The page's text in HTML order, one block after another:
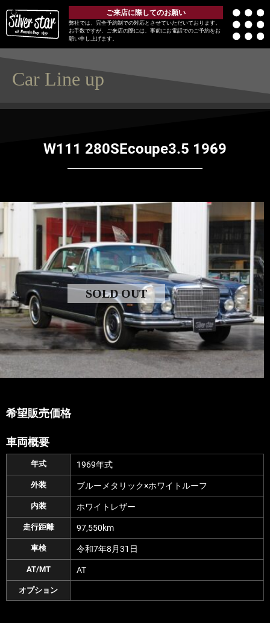
ご来店に際してのお願い
弊社では、完全予約制での対応とさせていただいております。
お手数ですが、ご来店の際には、事前にお電話でのご予約をお
願い申し上げます。
Car Line up
W111 280SEcoupe3.5 1969
SOLD OUT
希望販売価格
車両概要
年式 1969年式
外装 ブルーメタリック×ホワイトルーフ
内装 ホワイトレザー
走行距離 97,550km
車検 令和7年8月31日
AT/MT AT
オプション